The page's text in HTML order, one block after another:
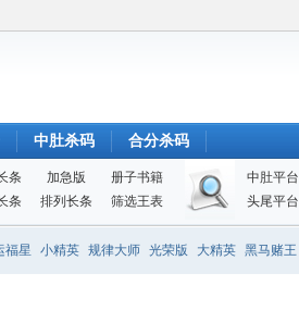
中肚杀码 合分杀码
条 加急版
册子书籍
条
排列长条 筛选王表
中肚平台
头尾平台
福星 小精英 规律大师 光荣版 大精英 黑马赌王